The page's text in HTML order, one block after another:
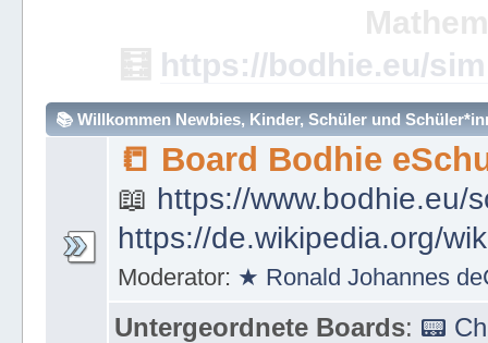
🧮 https://bodhie.eu/
📚 Willkommen Newbies, Kinder, Schüler und
📒 Board Bodhie
📖 https://www.bodhie.eu/
https://de.wikipedia.org/
Moderator: ★ Ronald Johannes
Untergeordnete Boards: 📟